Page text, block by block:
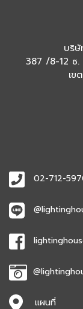
บริ
387 /8-12 ซ.
เข
02-712-
แผนที่